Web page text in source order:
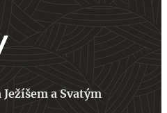
a Svatým